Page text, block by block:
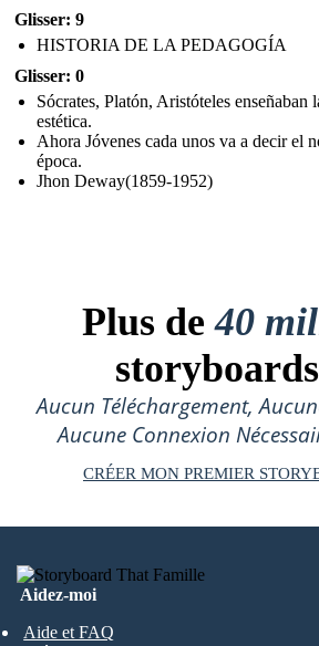
Glisser: 9
HISTORIA DE LA PEDAGOGÍA
Glisser: 0
Sócrates, Platón, Aristóteles
estética.
Ahora Jóvenes cada unos va a decir el
época.
Jhon Deway(1859-1952)
Plus de40
Aucun Téléchargement,
Aucune Connexion
CRÉER MON PREMIER
Aidez-moi
Aide et FAQ